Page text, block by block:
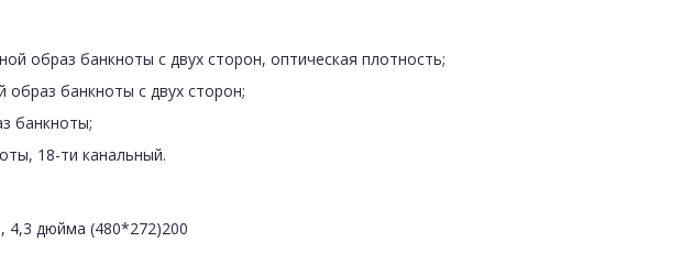
образ банкноты с двух сторон, оптическая плотность;
образ банкноты с двух сторон;
банкноты;
18-ти канальный.
4,3 дюйма (480*272)200